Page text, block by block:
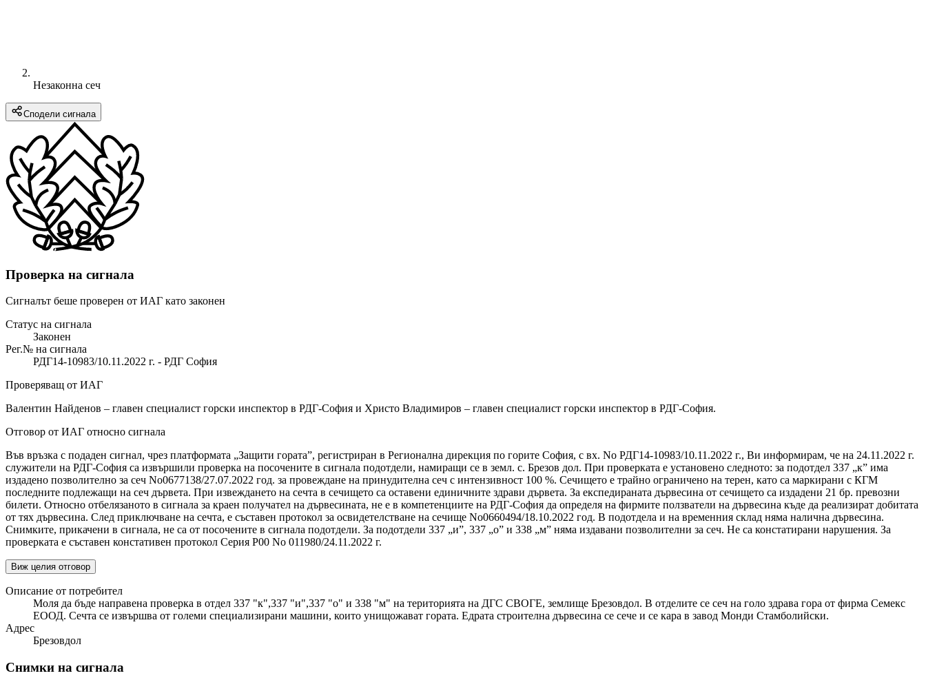
Незаконна сеч
Сподели сигнала
Проверка на сигнала
Сигналът беше проверен от ИАГ като законен
Статус на сигнала
Законен
Рег.№ на сигнала
РДГ14-10983/10.11.2022 г. - РДГ София
Проверяващ от ИАГ
Валентин Найденов – главен специалист горски инспектор в РДГ-София и Христо Владимиров – главен специалист горски инспектор в РДГ-София.
Отговор от ИАГ относно сигнала
Във връзка с подаден сигнал, чрез платформата „Защити гората”, регистриран в Регионална дирекция по горите София, с вх. No РДГ14-10983/10.11.2022 г., Ви информирам, че на 24.11.2022 г.
служители на РДГ-София са извършили проверка на посочените в сигнала подотдели, намиращи се в земл. с. Брезов дол. При проверката е установено следното: за подотдел 337 „к” има
издадено позволително за сеч No0677138/27.07.2022 год. за провеждане на принудителна сеч с интензивност 100 %. Сечището е трайно ограничено на терен, като са маркирани с КГМ
последните подлежащи на сеч дървета. При извеждането на сечта в сечището са оставени единичните здрави дървета. За експедираната дървесина от сечището са издадени 21 бр. превозни
билети. Относно отбелязаното в сигнала за краен получател на дървесината, не е в компетенциите на РДГ-София да определя на фирмите ползватели на дървесина къде да реализират добитата
от тях дървесина. След приключване на сечта, е съставен протокол за освидетелстване на сечище No0660494/18.10.2022 год. В подотдела и на временния склад няма налична дървесина.
Снимките, прикачени в сигнала, не са от посочените в сигнала подотдели. За подотдели 337 „и”, 337 „о” и 338 „м” няма издавани позволителни за сеч. Не са констатирани нарушения. За
проверката е съставен констативен протокол Серия Р00 No 011980/24.11.2022 г.
Виж целия отговор
Описание от потребител
Моля да бъде направена проверка в отдел 337 "к",337 "и",337 "о" и 338 "м" на територията на ДГС СВОГЕ, землище Брезовдол. В отделите се сеч на голо здрава гора от фирма Семекс
ЕООД. Сечта се извършва от големи специализирани машини, които унищожават гората. Едрата строителна дървесина се сече и се кара в завод Монди Стамболийски.
Адрес
Брезовдол
Снимки на сигнала